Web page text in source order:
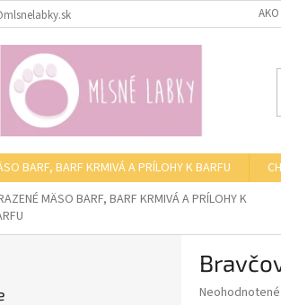
BARF, BARF KRMIVÁ A PRÍLOHY K BARFU
MÄSO BARF, BARF KRMIVÁ A PRÍLOHY K
Priemerné
Neohodnotené